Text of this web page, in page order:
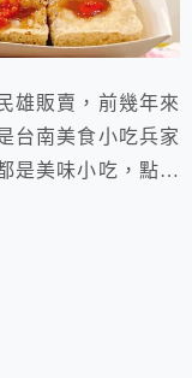
雄販賣，前幾年來
台南美食小吃兵家
是美味小吃，點心
字，原來是之前在